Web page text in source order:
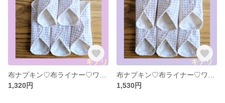
1,320円
1,530円